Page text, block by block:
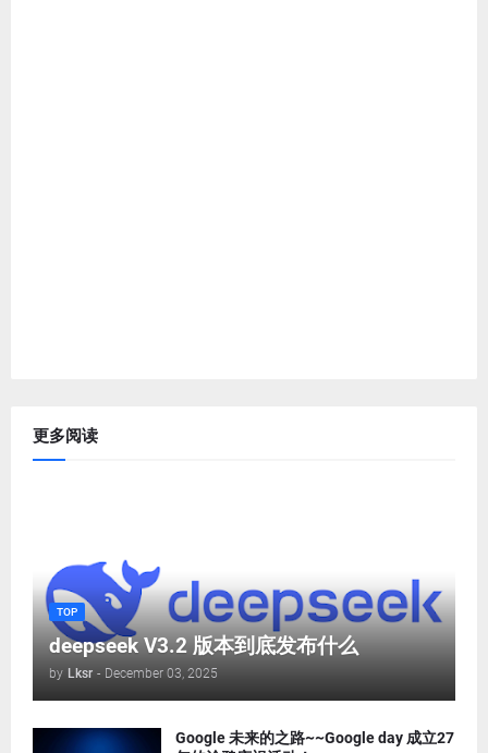
更多阅读
TOP
deepseek V3.2 版本到底发布什么
by Lksr - December 03, 2025
Google 未来的之路~~Google day 成立27